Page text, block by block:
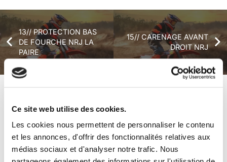
Ce site web utilise des cookies.
Les cookies nous permettent de personnaliser le contenu
et les annonces, d'offrir des fonctionnalités relatives aux
médias sociaux et d'analyser notre trafic. Nous
13// PROTECTION BAS
DE FOURCHE NRJ LA
PAIRE
15// CARENAGE AVANT
DROIT NRJ
Véhicules complets